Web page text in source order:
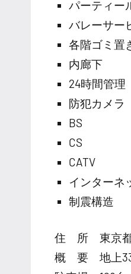
パーティー
バレーサー
各階ゴミ置
内廊下
24時間管理
防犯カメラ
BS
CS
CATV
インターネ
制震構造
住 所 東京都
概 要 地上33